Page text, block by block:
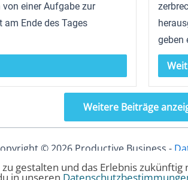
einer Aufgabe zur
am Ende des Tages
geben
Weitere Beiträge
© 2026 Productive Business -
gestalten und das Erlebnis
in unseren